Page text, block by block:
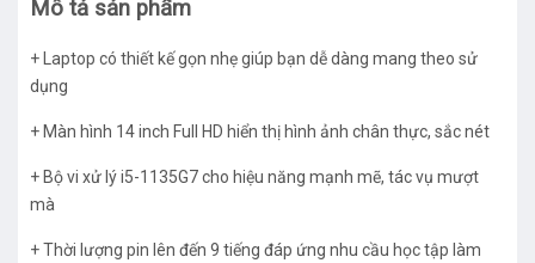
Mô tả sản phẩm
+ Laptop có thiết kế gọn nhẹ giúp bạn dễ dàng mang theo sử
dụng
+ Màn hình 14 inch Full HD hiển thị hình ảnh chân thực, sắc nét
+ Bộ vi xử lý i5-1135G7 cho hiệu năng mạnh mẽ, tác vụ mượt
mà
+ Thời lượng pin lên đến 9 tiếng đáp ứng nhu cầu học tập làm